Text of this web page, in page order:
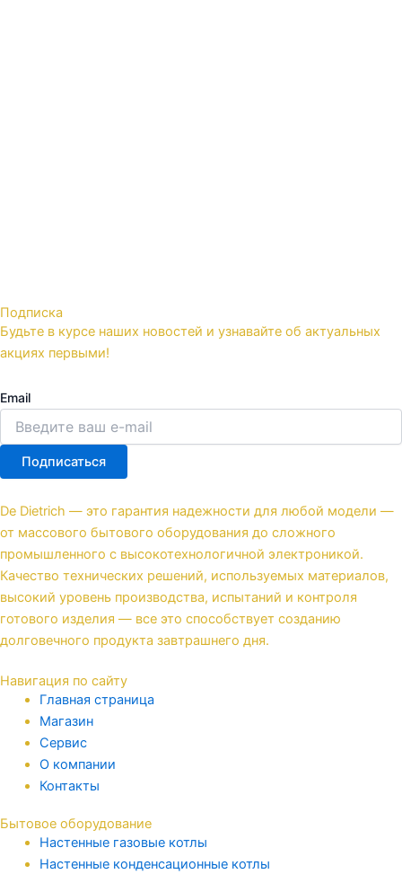
Подписка
Будьте в курсе наших новостей и узнавайте об актуальных
акциях первыми!
Email
Подписаться
De Dietrich — это гарантия надежности для любой модели —
от массового бытового оборудования до сложного
промышленного с высокотехнологичной электроникой.
Качество технических решений, используемых материалов,
высокий уровень производства, испытаний и контроля
готового изделия — все это способствует созданию
долговечного продукта завтрашнего дня.
Навигация по сайту
Главная страница
Магазин
Сервис
О компании
Контакты
Бытовое оборудование
Настенные газовые котлы
Настенные конденсационные котлы